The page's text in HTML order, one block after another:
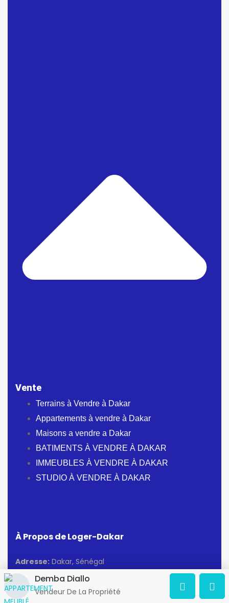
Vente
Terrains à Vendre à Dakar
Appartements à vendre à Dakar
Maisons a vendre a Dakar
BATIMENTS À VENDRE À DAKAR
IMMEUBLES À VENDRE À DAKAR
STUDIO À VENDRE À DAKAR
À Propos de Loger-Dakar
Adresse: Dakar, Sénégal
Osm@loger-dakar.com
Demba Diallo
Vendeur De La Propriété